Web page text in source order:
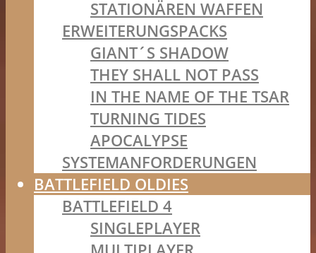
STATIONÄREN WAFFEN
ERWEITERUNGSPACKS
GIANT´S SHADOW
THEY SHALL NOT PASS
IN THE NAME OF THE TSAR
TURNING TIDES
APOCALYPSE
SYSTEMANFORDERUNGEN
BATTLEFIELD OLDIES
BATTLEFIELD 4
SINGLEPLAYER